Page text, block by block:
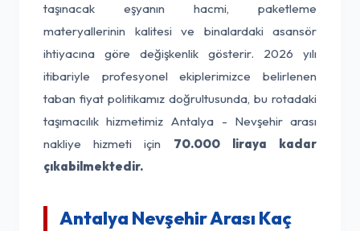
taşınacak eşyanın hacmi, paketleme
materyallerinin kalitesi ve binalardaki asansör
ihtiyacına göre değişkenlik gösterir. 2026 yılı
itibariyle profesyonel ekiplerimizce belirlenen
taban fiyat politikamız doğrultusunda, bu rotadaki
taşımacılık hizmetimiz Antalya - Nevşehir arası
nakliye hizmeti için 70.000 liraya kadar
çıkabilmektedir.
Antalya Nevşehir Arası Kaç